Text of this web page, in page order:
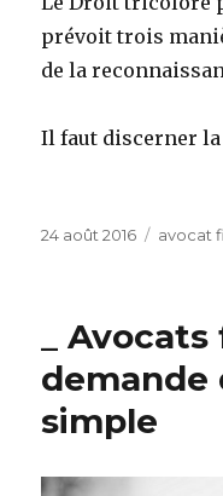
prévoit trois
de la
Il faut discerner
Publié
24 août 2016 avocat
_
demande
simple